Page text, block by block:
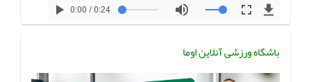
باشگاه ورزشی آنلاین اوما